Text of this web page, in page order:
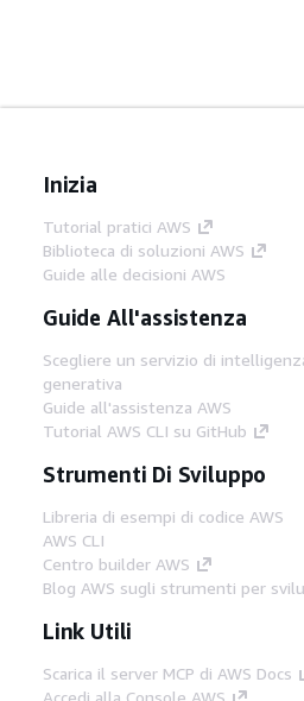
Inizia
Tutorial pratici AWS
Biblioteca di soluzioni AWS
Guide alle decisioni AWS
Guide All'assistenza
Scegliere un servizio di
generativa
Guide all'assistenza AWS
Tutorial AWS CLI su GitHub
Strumenti Di Sviluppo
Libreria di esempi di codice AWS
AWS CLI
Centro builder AWS
Blog AWS sugli strumenti per
Link Utili
Scarica il server MCP di AWS Docs
Accedi alla Console AWS